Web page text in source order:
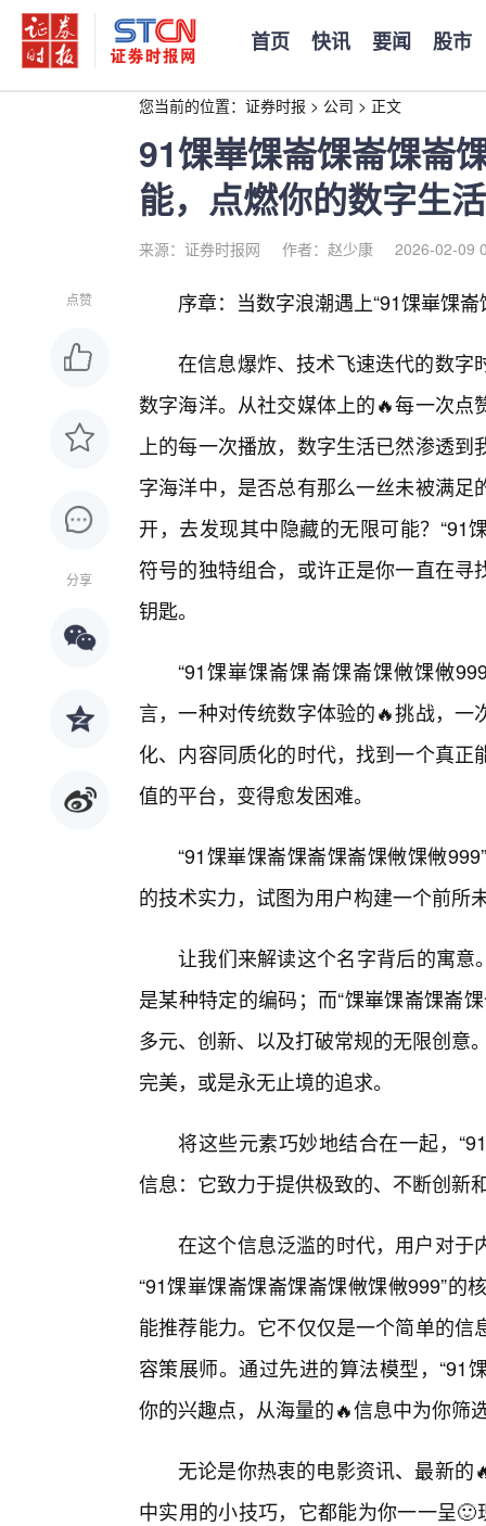
首页 快讯 要闻 股市
您当前的位置： 证券时报 > 公司 > 正文
91馃崋馃崙馃崙馃崙
能，点燃你的数字生活
来源：证券时报网 作者：赵少康 2026-02-09
点赞
分享
序章：当数字浪潮遇上“91馃崋馃
在信息爆炸、技术飞速迭代的数字
数字海洋。从社交媒体上的🔥每一次
上的每一次播放，数字生活已然渗透
字海洋中，是否总有那么一丝未被满
开，去发现其中隐藏的无限可能？
符号的独特组合，或许正是你一直在
钥匙。
“91馃崋馃崙馃崙馃崙馃敒馃敒
言，一种对传统数字体验的🔥挑战，
化、内容同质化的时代，找到一个真
值的平台，变得愈发困难。
“91馃崋馃崙馃崙馃崙馃敒馃敒
的技术实力，试图为用户构建一个前所
让我们来解读这个名字背后的寓意
是某种特定的编码；而“馃崋馃崙馃崙
多元、创新、以及打破常规的无限创意
完美，或是永无止境的追求。
将这些元素巧妙地结合在一起，
信息：它致力于提供极致的、不断创新
在这个信息泛滥的时代，用户对于
“91馃崋馃崙馃崙馃崙馃敒馃敒999”的
能推荐能力。它不仅仅是一个简单的
容策展师。通过先进的算法模型，“91
你的兴趣点，从海量的🔥信息中为你筛
无论是你热衷的电影资讯、最新
中实用的小技巧，它都能为你一一呈